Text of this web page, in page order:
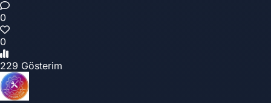
0
0
229 Gösterim